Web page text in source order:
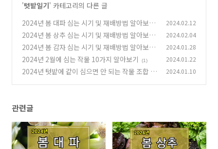
'텃밭일기' 카테고리의 다른 글
2024년 봄 대파 심는 시기 및 재배방법 알아보기
(1)
2024.02.12
2024년 봄 상추 심는 시기 및 재배방법 알아보기
(0)
2024.02.04
2024년 봄 감자 심는 시기 및 재배방법 알아보기
(0)
2024.01.28
2024년 2월에 심는 작물 10가지 알아보기 (1) 2024.01.22
2024년 텃밭에 같이 심으면 안 되는 작물 조합 알
2024.01.10
관련글